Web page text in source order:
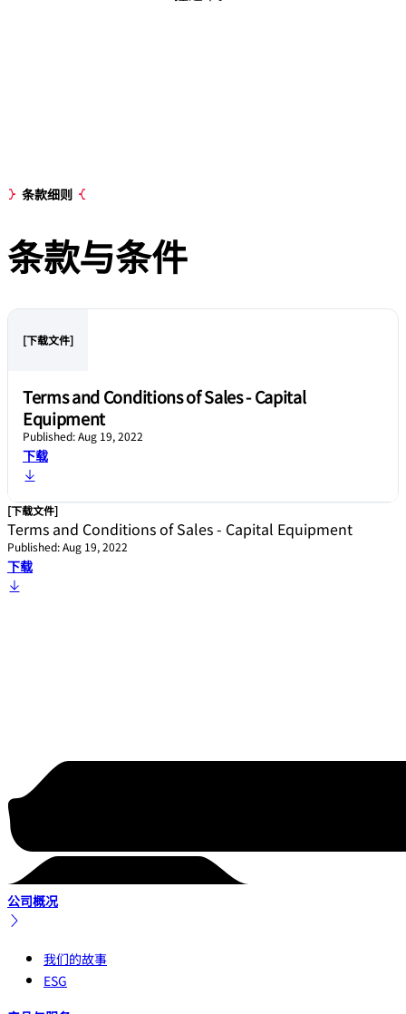
条款细则
条款与条件
[下载文件]
Terms and Conditions of Sales - Capital
Equipment
Published: Aug 19, 2022
下载
[下载文件]
Terms and Conditions of Sales - Capital Equipment
Published: Aug 19, 2022
下载
公司概况
我们的故事
ESG